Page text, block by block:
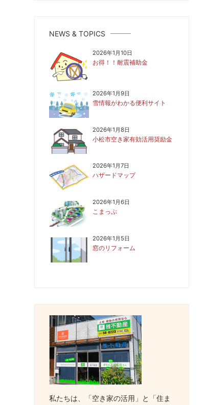
NEWS & TOPICS
2026年1月10日
お得！！耐震補助金
2026年1月9日
雪情報がわかる便利サイト
2026年1月8日
小松市空き家有効活用奨励金
2026年1月7日
ハザードマップ
2026年1月6日
こまっぷ
2026年1月5日
窓のリフォーム
私たちは、「空き家の活用」と「住ま